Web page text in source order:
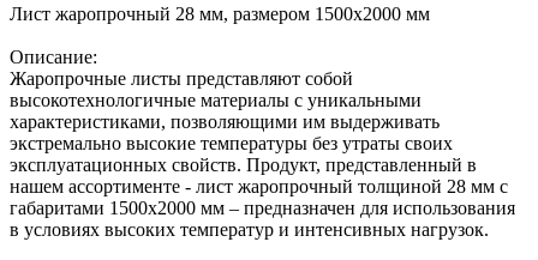
Лист жаропрочный 28 мм, размером 1500х2000 мм
Описание:
Жаропрочные листы представляют собой
высокотехнологичные материалы с уникальными
характеристиками, позволяющими им выдерживать
экстремально высокие температуры без утраты своих
эксплуатационных свойств. Продукт, представленный в
нашем ассортименте - лист жаропрочный толщиной 28 мм с
габаритами 1500х2000 мм – предназначен для использования
в условиях высоких температур и интенсивных нагрузок.